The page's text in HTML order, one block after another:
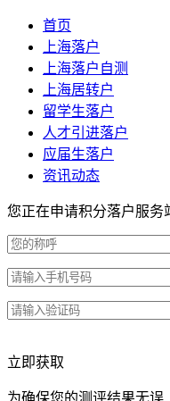
首页
上海落户
上海落户自测
上海居转户
留学生落户
人才引进落户
应届生落户
资讯动态
您正在申请积分落户服务
立即获取
为确保您的测评结果无误